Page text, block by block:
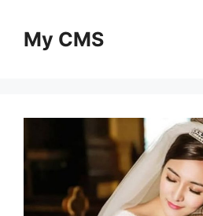
contentMy CMS